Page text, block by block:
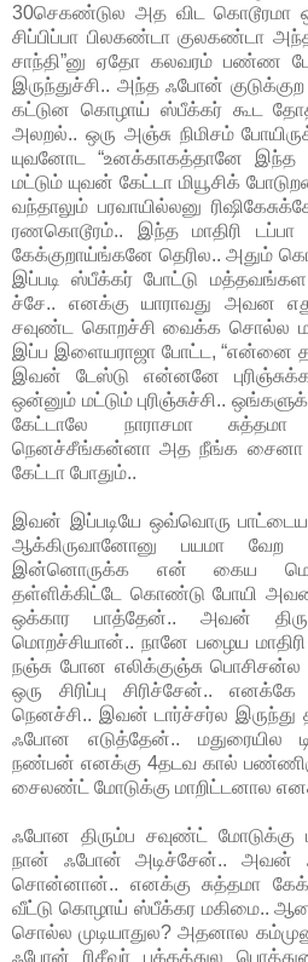
30செகண்டுல அத விட கொடூரமா
சிப்பிப்பா பிலகண்டா குலகண்டா
சாந்தி”னு ஏதோ கலவரம் பண்ண
இருந்துச்சி.. அந்த ஃபோன்
கட்டுன கொழாய் ஸ்பீக்கர் கூட
அலறல்.. ஒரு அஞ்சு நிமிசம்
யுவனோட “உனக்காகத்தானே இந்த
மட்டும் யுவன் கேட்டா மியூசிக்
வந்தாலும் பரவாயில்லனு
ரணகொடூரம்.. இந்த மாதிரி டப்பா
கேக்குறாய்ங்கனே தெரில.. அதும்
இப்படி ஸ்பீக்கர் போட்டு
ச்சே.. எனக்கு யாராவது அவன
சவுண்ட கொறச்சி வைக்க சொல்ல
இப்ப இளையராஜா போட்ட, “என்னை
இவன் டேஸ்டு என்னனே
ஒன்னும் மட்டும் புரிஞ்சுச்சி..
கேட்டாலே நாராசமா சுத்தமா
நெனச்சீங்கன்னா அத நீங்க சைனா
கேட்டா போதும்..
இவன் இப்படியே ஒவ்வொரு
ஆக்கிருவானோனு பயமா வேற
இன்னொருக்க என் கைய
தள்ளிக்கிட்டே கொண்டு போயி
ஒக்கார பாத்தேன்.. அவன்
மொறச்சியான்.. நானே பழைய
நஞ்சு போன எலிக்குஞ்சு பொசிசன்ல
ஒரு சிரிப்பு சிரிச்சேன்..
நெனச்சி.. இவன் டார்ச்சர்ல இருந்து
ஃபோன எடுத்தேன்.. மதுரையில
நண்பன் எனக்கு 4தடவ கால்
சைலண்ட் மோடுக்கு மாறிட்டனால
ஃபோன திரும்ப சவுண்ட் மோடுக்கு
நான் ஃபோன் அடிச்சேன்.. அவன்
சொன்னான்.. எனக்கு சுத்தமா
வீட்டு கொழாய் ஸ்பீக்கர மகிமை..
சொல்ல முடியாதுல? அதனால
ஃபோன் ரிசீவர் பக்கத்துல